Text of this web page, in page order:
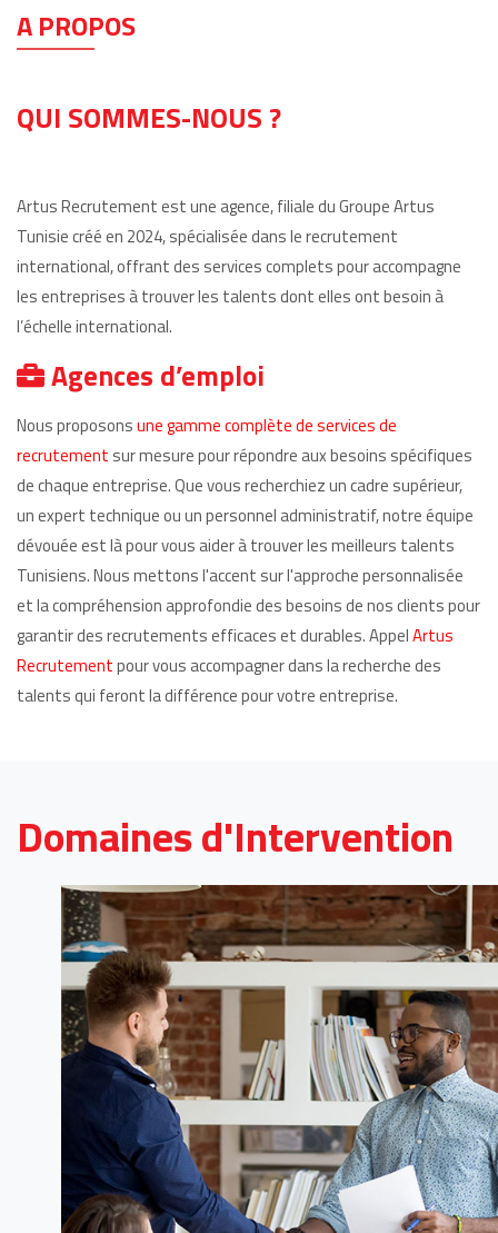
A PROPOS
QUI SOMMES-NOUS ?
Artus Recrutement est une agence, filiale du Groupe Artus
Tunisie créé en 2024, spécialisée dans le recrutement
international, offrant des services complets pour accompagne
les entreprises à trouver les talents dont elles ont besoin à
l’échelle international.
Agences d’emploi
Nous proposonsune gamme complète de services de
recrutement sur mesure pour répondre aux besoins spécifiques
de chaque entreprise. Que vous recherchiez un cadre supérieur,
un expert technique ou un personnel administratif, notre équipe
dévouée est là pour vous aider à trouver les meilleurs talents
Tunisiens. Nous mettons l'accent sur l'approche personnalisée
et la compréhension approfondie des besoins de nos clients pour
garantir des recrutements efficaces et durables. AppelArtus
Recrutementpour vous accompagner dans la recherche des
talents qui feront la différence pour votre entreprise.
Domaines d'Intervention